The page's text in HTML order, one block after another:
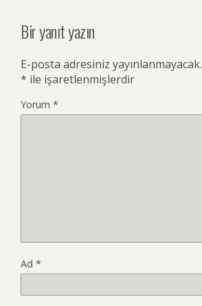
Bir yanıt yazın
E-posta adresiniz yayınlanmayacak.
* ile işaretlenmişlerdir
Yorum *
Ad *